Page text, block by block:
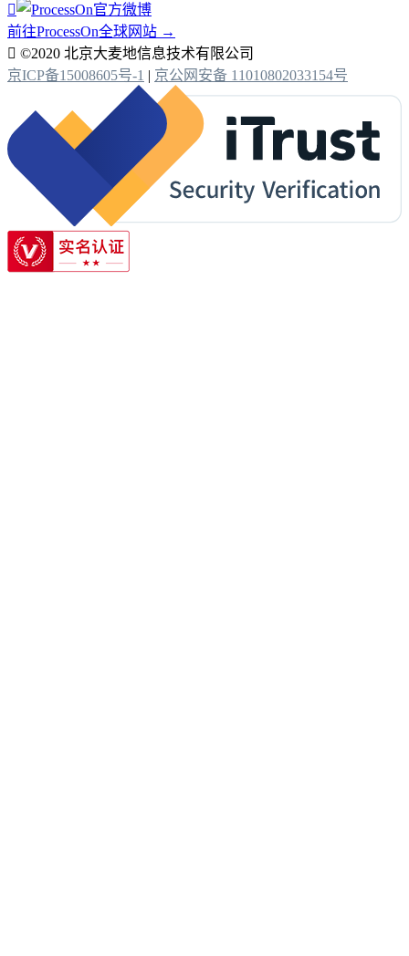

前往ProcessOn全球网站 →
 ©2020 北京大麦地信息技术有限公司
京ICP备15008605号-1 | 京公网安备 11010802033154号